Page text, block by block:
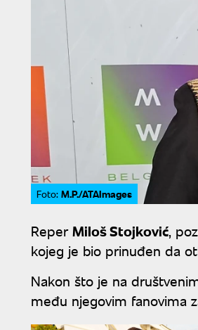
Foto: M.P./ATAImages
ReperMiloš Stojković,
kojeg je bio prinuđen da
Nakon što je na
među njegovim fanovima